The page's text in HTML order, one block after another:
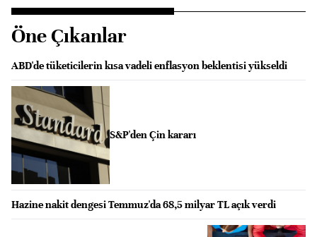
Öne Çıkanlar
ABD'de tüketicilerin kısa vadeli enflasyon beklentisi yükseldi
S&P'den Çin kararı
Hazine nakit dengesi Temmuz'da 68,5 milyar TL açık verdi